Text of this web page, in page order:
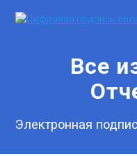
Все
Электронная